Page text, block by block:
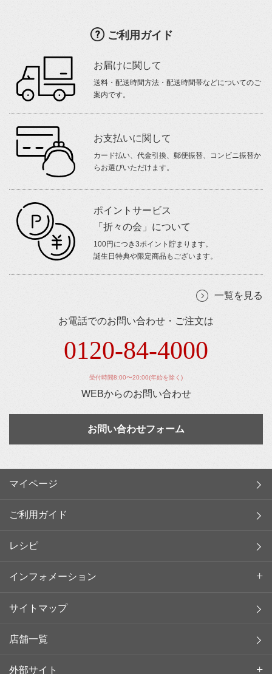
ご利用ガイド
お届けに関して
送料・配送時間方法・配送時間帯などについてのご
案内です。
お支払いに関して
カード払い、代金引換、郵便振替、コンビニ振替か
らお選びいただけます。
ポイントサービス
「折々の会」について
100円につき3ポイント貯まります。
誕生日特典や限定商品もございます。
一覧を見る
お電話でのお問い合わせ・ご注文は
0120-84-4000
受付時間8:00〜20:00(年始を除く)
WEBからのお問い合わせ
お問い合わせフォーム
マイページ
ご利用ガイド
レシピ
インフォメーション
サイトマップ
店舗一覧
外部サイト